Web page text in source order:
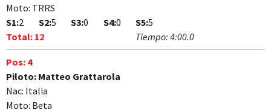
Moto: TRRS
S1:2 S2:5 S3:0 S4:0 S5:5
Total: 12 Tiempo: 4:00.0
Pos: 4
Piloto: Matteo Grattarola
Nac: Italia
Moto: Beta